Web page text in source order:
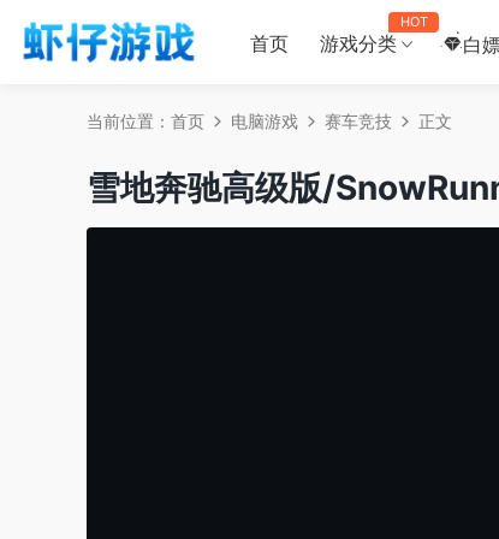
首页 游戏分类
HOT
白
当前位置： 首页 电脑游戏 赛车竞技 正文
雪地奔驰高级版/